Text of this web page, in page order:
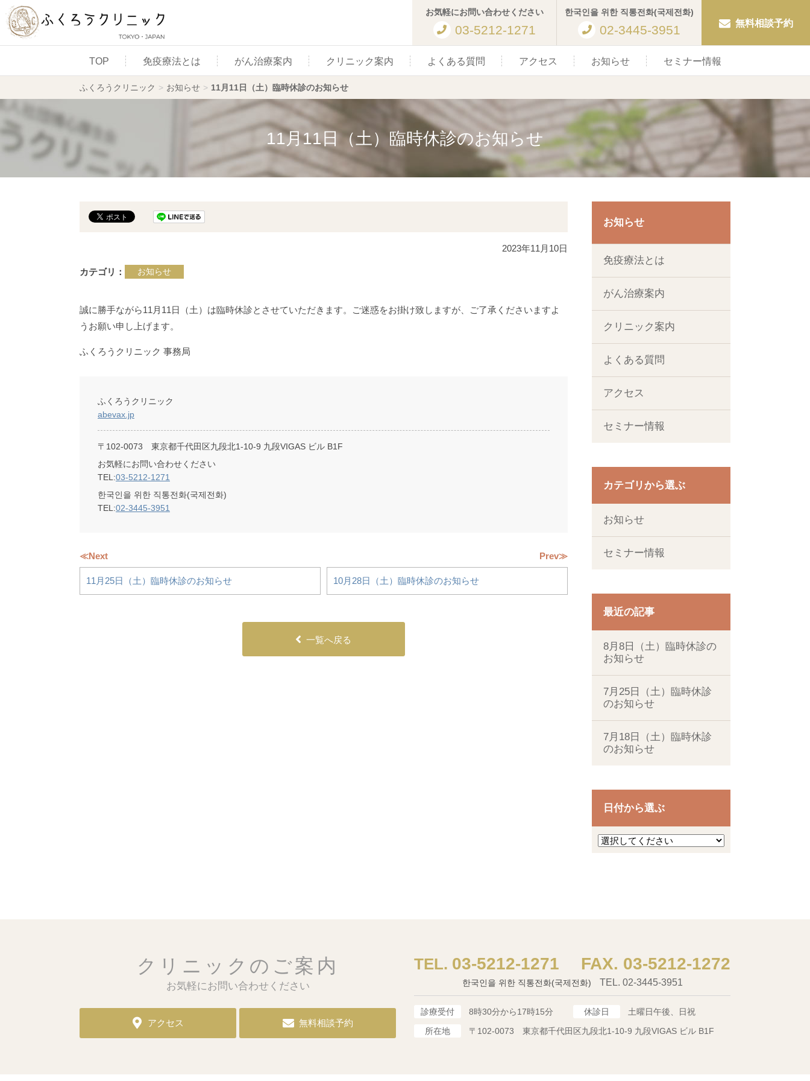
お気軽にお問い合わせください
03-5212-1271
한국인을 위한 직통전화(국제전화)
02-3445-3951 無料相談予約
TOP 免疫療法とは がん治療案内 クリニック案内 よくある質問 アクセス お知らせ セミナー情報
ふくろうクリニック > お知らせ > 11月11日（土）臨時休診のお知らせ
11月11日（土）臨時休診のお知らせ
2023年11月10日
カテゴリ お知らせ
誠に勝手ながら11月11日（土）は臨時休診とさせていただきます。ご迷惑をお掛け致しますが、ご了承くださいますよ
うお願い申し上げます。
ふくろうクリニック 事務局
ふくろうクリニック
abevax.jp
〒102-0073 東京都千代田区九段北1-10-9 九段VIGAS ビル B1F
お気軽にお問い合わせください
TEL:03-5212-1271
한국인을 위한 직통전화(국제전화)
TEL:02-3445-3951
≪Next
11月25日（土）臨時休診のお知らせ
Prev≫
10月28日（土）臨時休診のお知らせ
一覧へ戻る
免疫療法とは
がん治療案内
クリニック案内
よくある質問
アクセス
お知らせ
セミナー情報
カテゴリから選ぶ
お知らせ
セミナー情報
最近の記事
8月8日（土）臨時休診の
お知らせ
7月25日（土）臨時休診
のお知らせ
7月18日（土）臨時休診
のお知らせ
日付から選ぶ
クリニックのご案内
お気軽にお問い合わせください
アクセス 無料相談予約
03-5212-1271 03-5212-1272
한국인을 위한 직통전화(국제전화) 02-3445-3951
診療受付 8時30分から17時15分 休診日
土曜日午後、日祝
所在地
〒102-0073 東京都千代田区九段北1-10-9 九段VIGAS ビル B1F